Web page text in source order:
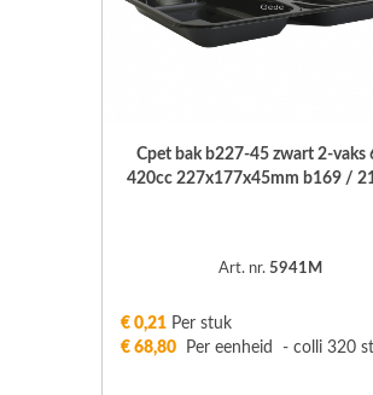
Cpet bak b227-45 zwart 2-vaks
420cc 227x177x45mm b169 /
Art. nr. 5941M
€ 0,21 Per stuk
€ 68,80 Per eenheid - colli 320 st